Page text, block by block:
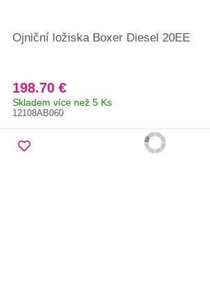
Ojniční ložiska Boxer Diesel 20EE
198.70 €
Skladem více než 5 Ks
12108AB060